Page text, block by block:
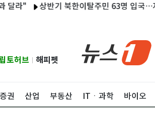
상반기 북한이탈주민 63명 입국…지난해
토허브 해피펫
권 산업 부동산 ITㆍ과학 바이오